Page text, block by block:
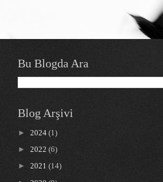
Bu Blogda Ara
Blog Arşivi
► 2024 (1)
► 2022 (6)
► 2021 (14)